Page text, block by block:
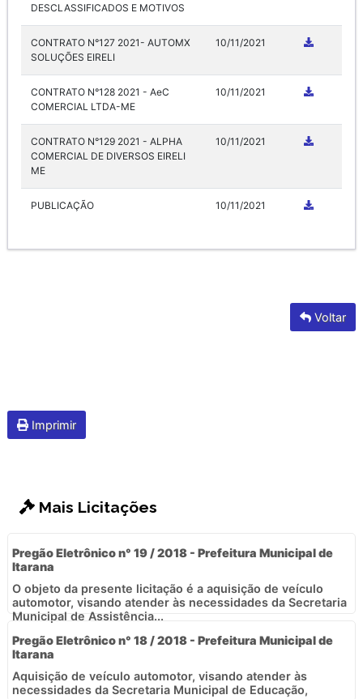
DESCLASSIFICADOS E MOTIVOS
CONTRATO N°127 2021- AUTOMX
SOLUÇÕES EIRELI
10/11/2021
CONTRATO N°128 2021 - AeC
COMERCIAL LTDA-ME
10/11/2021
CONTRATO N°129 2021 - ALPHA
COMERCIAL DE DIVERSOS EIRELI
ME
10/11/2021
PUBLICAÇÃO 10/11/2021
Voltar
Imprimir
Mais Licitações
Pregão Eletrônico n° 19 / 2018 - Prefeitura Municipal de
Itarana
O objeto da presente licitação é a aquisição de veículo
automotor, visando atender às necessidades da Secretaria
Municipal de Assistência...
Pregão Eletrônico n° 18 / 2018 - Prefeitura Municipal de
Itarana
Aquisição de veículo automotor, visando atender às
necessidades da Secretaria Municipal de Educação,